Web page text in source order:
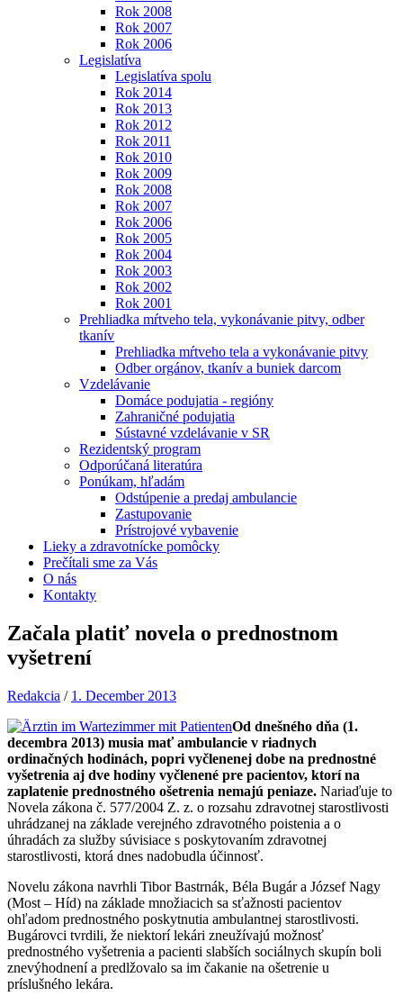
Rok 2008
Rok 2007
Rok 2006
Legislatíva
Legislatíva spolu
Rok 2014
Rok 2013
Rok 2012
Rok 2011
Rok 2010
Rok 2009
Rok 2008
Rok 2007
Rok 2006
Rok 2005
Rok 2004
Rok 2003
Rok 2002
Rok 2001
Prehliadka mŕtveho tela, vykonávanie pitvy, odber
tkanív
Prehliadka mŕtveho tela a vykonávanie pitvy
Odber orgánov, tkanív a buniek darcom
Vzdelávanie
Domáce podujatia - regióny
Zahraničné podujatia
Sústavné vzdelávanie v SR
Rezidentský program
Odporúčaná literatúra
Ponúkam, hľadám
Odstúpenie a predaj ambulancie
Zastupovanie
Prístrojové vybavenie
Lieky a zdravotnícke pomôcky
Prečítali sme za Vás
O nás
Kontakty
Začala platiť novela o prednostnom
vyšetrení
Redakcia / 1. December 2013
Od dnešného dňa (1.
decembra 2013) musia mať ambulancie v riadnych
ordinačných hodinách, popri vyčlenenej dobe na prednostné
vyšetrenia aj dve hodiny vyčlenené pre pacientov, ktorí na
zaplatenie prednostného ošetrenia nemajú peniaze. Nariaďuje to
Novela zákona č. 577/2004 Z. z. o rozsahu zdravotnej starostlivosti
uhrádzanej na základe verejného zdravotného poistenia a o
úhradách za služby súvisiace s poskytovaním zdravotnej
starostlivosti, ktorá dnes nadobudla účinnosť.
Novelu zákona navrhli Tibor Bastrnák, Béla Bugár a József Nagy
(Most – Híd) na základe množiacich sa sťažnosti pacientov
ohľadom prednostného poskytnutia ambulantnej starostlivosti.
Bugárovci tvrdili, že niektorí lekári zneužívajú možnosť
prednostného vyšetrenia a pacienti slabších sociálnych skupín boli
znevýhodnení a predlžovalo sa im čakanie na ošetrenie u
príslušného lekára.